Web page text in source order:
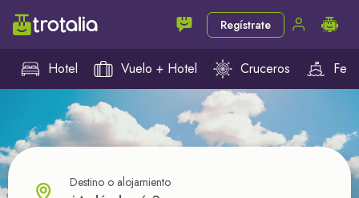
Regístrate
Hotel Vuelo + Hotel Cruceros
Destino o alojamiento